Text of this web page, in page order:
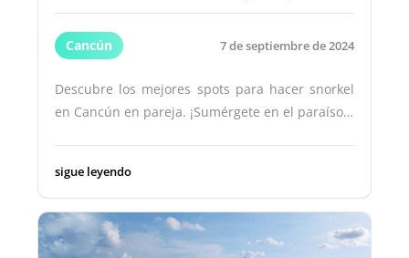
Cancún 7 de septiembre de 2024
Descubre los mejores spots para hacer snorkel
en Cancún en pareja. ¡Sumérgete en el paraíso…
sigue leyendo